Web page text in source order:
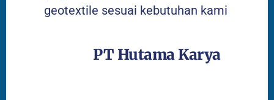
geotextile sesuai kebutuhan kami
PT Hutama Karya